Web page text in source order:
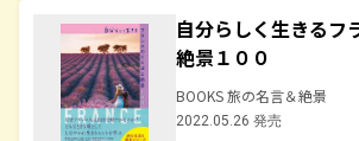
自分らしく生きるフ
絶景１００
BOOKS 旅の名言＆絶景
2022.05.26 発売